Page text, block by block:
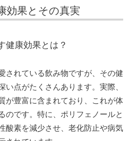
効果とその真実
健康効果とは？
されている飲み物ですが、その健
い点がたくさんあります。実際、
が豊富に含まれており、これが体
のです。特に、ポリフェノールと
酸素を減少させ、老化防止や病気